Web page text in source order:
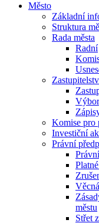
Město
Základní
Struktura
Rada města
Radní
Komise pro
Investiční
Právní
městu
Střet